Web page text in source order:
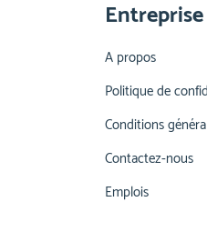
Entreprise
A propos
Politique de
Conditions
Contactez-nous
Emplois